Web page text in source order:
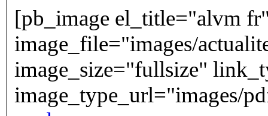
[pb_image el_title="alvm
image_file="images/
image_size="fullsize"
image_type_url="images/